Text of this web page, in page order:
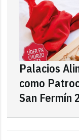
Palacios
como
San Fermín